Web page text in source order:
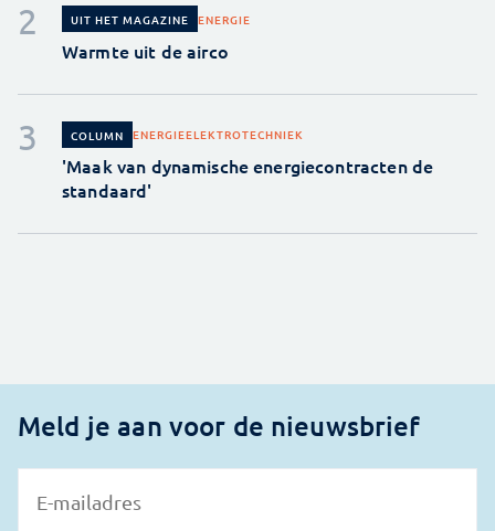
UIT HET MAGAZINE ENERGIE
Warmte uit de airco
COLUMN ENERGIEELEKTROTECHNIEK
'Maak van dynamische energiecontracten de
standaard'
Meld je aan voor de nieuwsbrief